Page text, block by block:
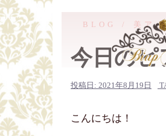
コ
ン
テ
ン
へ
ス
キ
BLOG 美ア
今日のピ
投稿日: 2021年8月19日
こんにちは！